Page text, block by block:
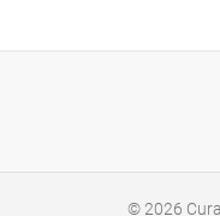
© 2026